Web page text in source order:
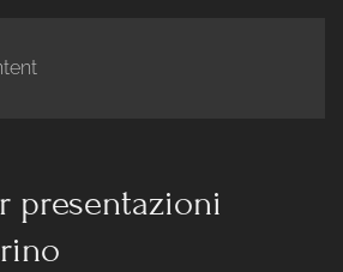
presentazioni